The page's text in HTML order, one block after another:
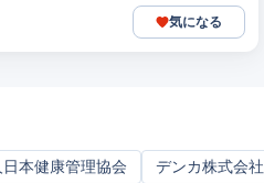
気になる
本健康管理協会 デンカ株式会社